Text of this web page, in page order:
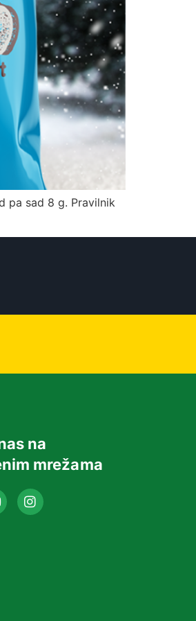
pa sad 8 g. Pravilnik
na
mrežama